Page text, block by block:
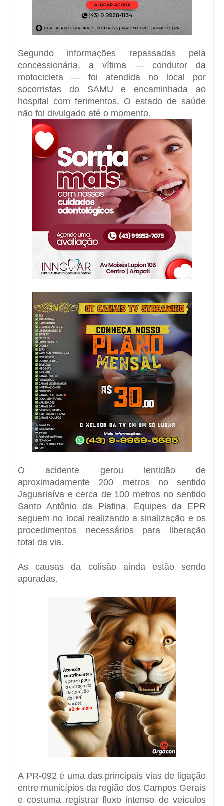
Segundo informações repassadas pela
concessionária, a vítima — condutor da
motocicleta — foi atendida no local por
socorristas do SAMU e encaminhada ao
hospital com ferimentos. O estado de saúde
não foi divulgado até o momento.
O acidente gerou lentidão de
aproximadamente 200 metros no sentido
Jaguariaíva e cerca de 100 metros no sentido
Santo Antônio da Platina. Equipes da EPR
seguem no local realizando a sinalização e os
procedimentos necessários para liberação
total da via.
As causas da colisão ainda estão sendo
apuradas.
A PR-092 é uma das principais vias de ligação
entre municípios da região dos Campos Gerais
e costuma registrar fluxo intenso de veículos